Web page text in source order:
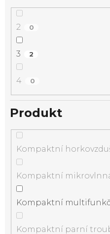
2 0
3 2
4 0
Produkt
Kompaktní
Kompaktní
Kompaktní
Kompaktní parní